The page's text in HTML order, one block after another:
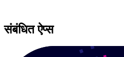
संबंधित ऐप्स